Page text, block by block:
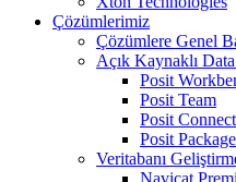
Çözümlerimiz
Çözümlere Genel
Açık Kaynaklı
Posit
Posit Team
Posit Connect
Posit
Veritabanı
Navicat